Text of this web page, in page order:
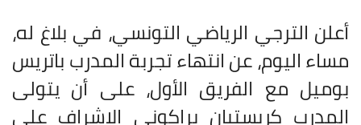
أعلن الترجي الرياضي التونسي، في بلاغ له،
مساء اليوم، عن انتهاء تجربة المدرب باتريس
بوميل مع الفريق الأول، على أن يتولى
المدرب كريستيان براكوني الإشراف على